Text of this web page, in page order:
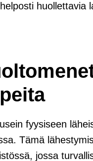
huollettavia
fyysiseen
Tämä
jossa